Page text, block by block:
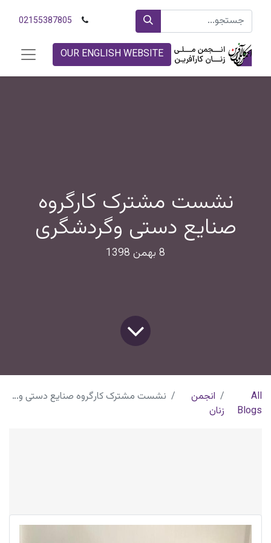
02155387805
OUR ENGLISH WEBSITE
نشست مشترک کارگروه
صنایع دستی و‌گردشگری
8 بهمن 1398
All
Blogs
انجمن
زنان
نشست مشترک کارگروه صنایع دستی و‌گردشگری